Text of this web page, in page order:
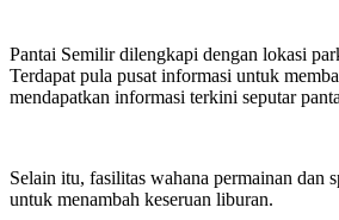
Pantai Semilir dilengkapi dengan lokasi
Terdapat pula pusat informasi untuk
mendapatkan informasi terkini seputar
Selain itu, fasilitas wahana permainan dan
untuk menambah keseruan liburan.